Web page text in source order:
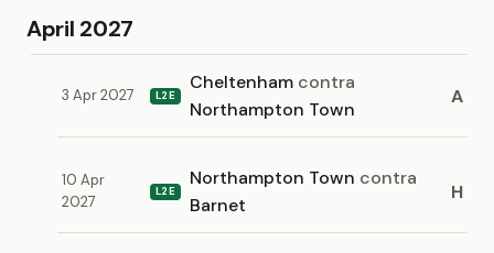
April 2027
3 Apr 2027 L2E
Cheltenham contra
Northampton Town
A
10 Apr
2027
L2E
Northampton Town contra
Barnet
H